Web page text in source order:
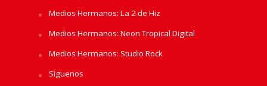
Medios Hermanos: La 2 de Hiz
Medios Hermanos: Neon Tropical Digital
Medios Hermanos: Studio Rock
Sìguenos